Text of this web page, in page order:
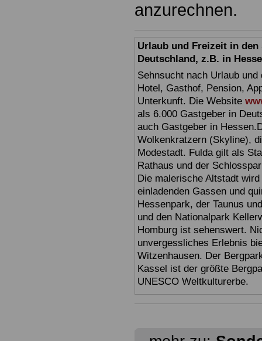
anzurechnen.
Urlaub und Freizeit in
Deutschland, z.B. in
Sehnsucht nach Urlaub
Hotel, Gasthof, Pension,
Unterkunft. Die Website
als 6.000 Gastgeber in
auch Gastgeber in
Wolkenkratzern (Skyline),
Modestadt. Fulda gilt als
Rathaus und der
Die malerische Altstadt
einladenden Gassen und
Hessenpark, der Taunus
und den Nationalpark
Homburg ist sehenswert.
unvergessliches Erlebnis
Witzenhausen. Der
Kassel ist der größte
UNESCO Weltkulturerbe.